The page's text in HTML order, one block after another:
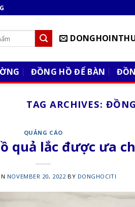
ĐỒNG HỒ ĐỂ BÀN
TAG ARCHIVES:
QUẢNG CÁO
quả lắc được ưa
NOVEMBER 20, 2022 BY DONGHOCITI